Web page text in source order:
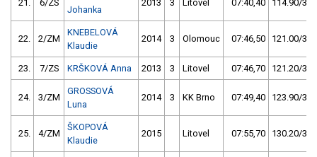
21. 6/ZS
Johanka
2013 3 Litovel 07:40,40 114.90/
22. 2/ZM
KNEBELOVÁ
Klaudie
2014 3 Olomouc 07:46,50 121.00/
23. 7/ZS KRŠKOVÁ Anna 2013 3 Litovel 07:46,70 121.20/
24. 3/ZM
GROSSOVÁ
Luna
2014 3 KK Brno 07:49,40 123.90/
25. 4/ZM
ŠKOPOVÁ
Klaudie
2015 Litovel 07:55,70 130.20/